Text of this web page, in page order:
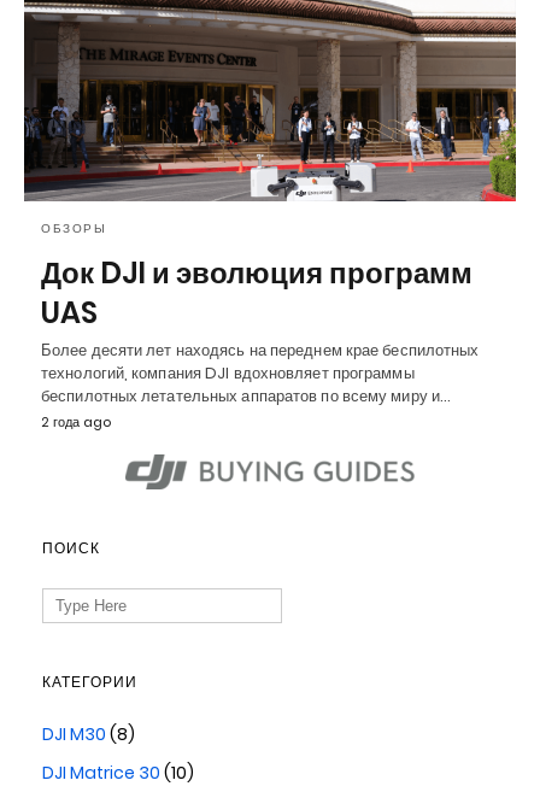
ОБЗОРЫ
Док DJI и эволюция программ
UAS
Более десяти лет находясь на переднем крае беспилотных
технологий, компания DJI вдохновляет программы
беспилотных летательных аппаратов по всему миру и…
2 года ago
ПОИСК
Search
for:
КАТЕГОРИИ
DJI M30 (8)
DJI Matrice 30 (10)